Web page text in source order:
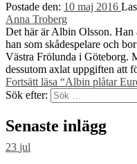
Postade den: 10 maj 2016
Anna Troberg
Det här är Albin Olsson. Han
han som skådespelare och
Västra Frölunda i Göteborg.
dessutom axlat uppgiften att
Fortsätt läsa “Albin plåtar
Sök efter:
Senaste inlägg
23 jul